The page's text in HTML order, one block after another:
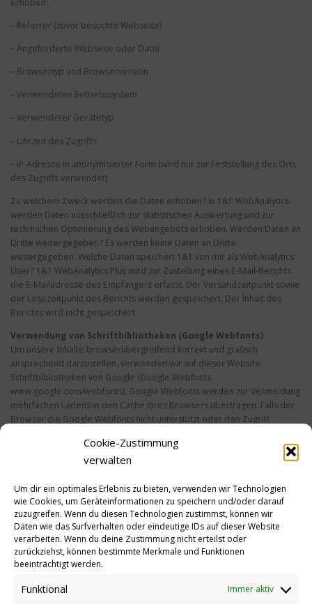
Cookie-Zustimmung
verwalten
Um dir ein optimales Erlebnis zu bieten, verwenden wir Technologien
wie Cookies, um Geräteinformationen zu speichern und/oder darauf
zuzugreifen. Wenn du diesen Technologien zustimmst, können wir
Daten wie das Surfverhalten oder eindeutige IDs auf dieser Website
verarbeiten. Wenn du deine Zustimmung nicht erteilst oder
zurückziehst, können bestimmte Merkmale und Funktionen
beeinträchtigt werden.
Funktional Immer aktiv
– Referrer (zuvor besuchte Webseite)
– Angeforderte Webseite oder Datei
– Browsertyp und Browserversion
– Verwendetes Betriebssystem
– Verwendeter Gerätetyp
– Uhrzeit des Zugriffs
– IP-Adresse in anonymisierter Form (wird nur zur Feststellung des Orts
des Zugriffs verwendet)
Zu welchem Zweck werden die Daten erhoben? In 1&1 WebAnalytics
werden Daten ausschließlich zur statistischen Auswertung und zur
technischen Optimierung des Webangebots erhoben. Werden Daten an
Dritte weitergegeben? Es werden keine Daten an Dritte
weitergegeben. Welche Daten speichert 1&1 von mir als WebAnalytics
User? 1&1 WebAnalytics Plus wird zur Zustellung eines E-Mail-Berichts
die E-Mailadresse des Empfängers erfasst. Der Versandzeitpunkt sowie
der Lesezeitpunkt des Berichts werden gespeichert. Der Inhalt des
Berichts wird nicht gespeichert.
Verwendung von Schriftbibliotheken (Google Webfonts)
Um unsere Inhalte browserübergreifend korrekt und grafisch
ansprechend darzustellen, verwenden wir auf dieser Website
Schriftbibliotheken von Google (Google Webfonts
www.google.com/webfonts). Google Webfonts werden zur Vermeidung
mehrfachen Ladens in den Cache Ihres Browsers übertragen. Falls der
Browser die Google Webfonts nicht unterstützt oder den Zugriff
Aufruf von Schriftbibliotheken löst automatisch eine Verbindung zum
Betreiber der Bibliothek aus. Dabei ist es theoretisch möglich,
– aktuell allerdings auch unklar ob und ggf. zu welchen Zwecken
– dass Betreiber entsprechender Bibliotheken Daten erheben. Die
Datenschutzrichtlinie des Bibliothekbetreibers Google finden Sie hier:
www.google.com/policies/privacy